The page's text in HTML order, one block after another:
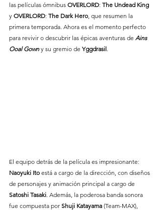
las películas ómnibus OVERLORD: The Undead King
y OVERLORD: The Dark Hero , que resumen la
primera temporada. Ahora es el momento perfecto
para revivir o descubrir las épicas aventuras de Ains
Ooal Gown y su gremio de Yggdrasil
El equipo detrás de la película es impresionante:
Naoyuki Ito está a cargo de la dirección, con diseños
de personajes y animación principal a cargo de
Satoshi Tasaki. Además, la poderosa banda sonora
fue compuesta por Shuji Katayama (Team-MAX),